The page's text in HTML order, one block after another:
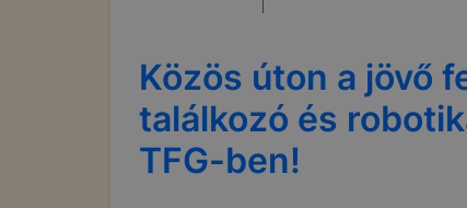
Közös úton a jövő
találkozó és
TFG-ben!